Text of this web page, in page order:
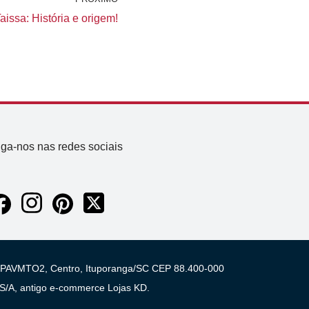
História e origem!
nos nas redes sociais
Centro, Ituporanga/SC CEP 88.400-000
A, antigo e-commerce Lojas KD.